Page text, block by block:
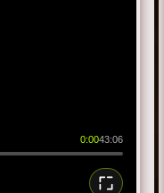
0:0043:06